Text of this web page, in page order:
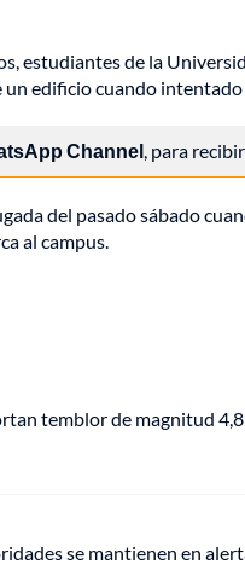
estudiantes de la
edificio cuando
Channel, para
del pasado sábado
al campus.
temblor de magnitud
se mantienen en